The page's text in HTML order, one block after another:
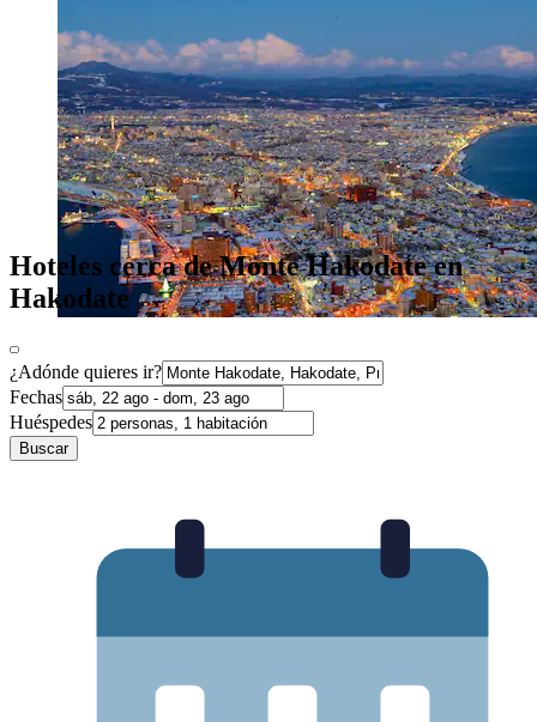
Hoteles cerca de Monte Hakodate en
Hakodate
¿Adónde quieres ir?
Fechas
Huéspedes
Buscar